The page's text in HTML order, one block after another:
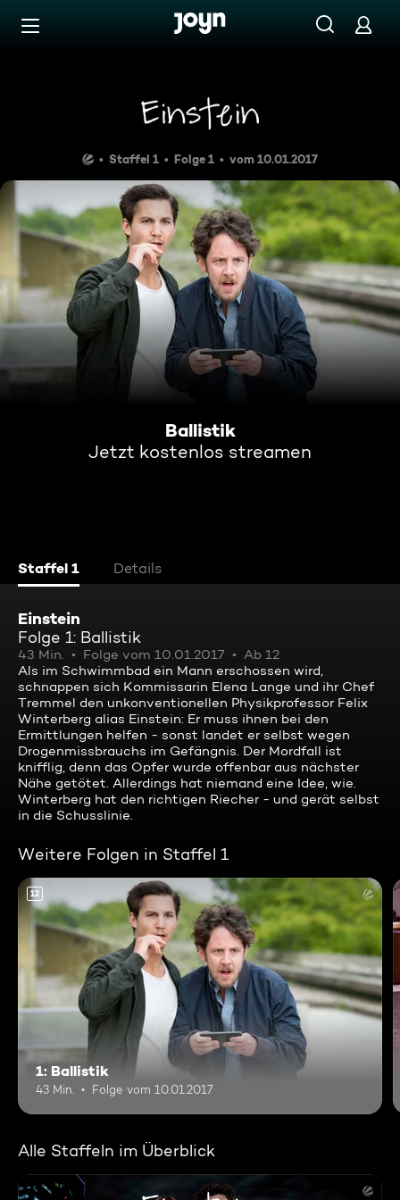
Zum Inhalt springen
Ballistik
Staffel 1 Folge 1 vom 10.01.2017
Ballistik
Jetzt kostenlos streamen
Staffel 1 Details
Einstein
Folge 1: Ballistik
43 Min. Folge vom 10.01.2017
Ab 12
Als im Schwimmbad ein Mann erschossen wird,
schnappen sich Kommissarin Elena Lange und ihr Chef
Tremmel den unkonventionellen Physikprofessor Felix
Winterberg alias Einstein: Er muss ihnen bei den
Ermittlungen helfen - sonst landet er selbst wegen
Drogenmissbrauchs im Gefängnis. Der Mordfall ist
knifflig, denn das Opfer wurde offenbar aus nächster
Nähe getötet. Allerdings hat niemand eine Idee, wie.
Winterberg hat den richtigen Riecher - und gerät selbst
in die Schusslinie.
Weitere Folgen in Staffel 1
12
1: Ballistik
43 Min. Folge vom 10.01.2017
Alle Staffeln im Überblick